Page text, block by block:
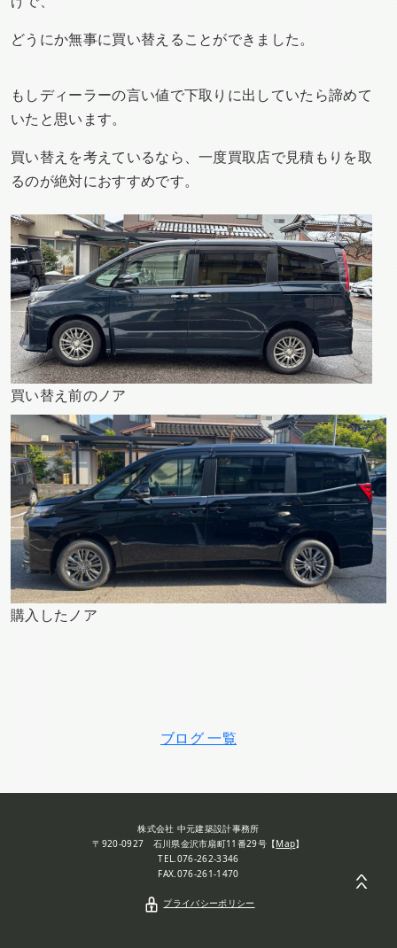
どうにか無事に買い替えることができました。
もしディーラーの言い値で下取りに出していたら諦めて
いたと思います。
買い替えを考えているなら、一度買取店で見積もりを取
るのが絶対におすすめです。
買い替え前のノア
購入したノア
ブログ 一覧
株式会社 中元建築設計事務所
〒920-0927 石川県金沢市扇町11番29号【Map】
TEL.076-262-3346
FAX.076-261-1470
プライバシーポリシー